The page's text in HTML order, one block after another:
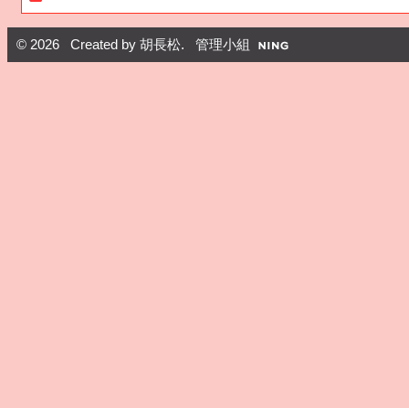
© 2026 Created by 胡長松. 管理小組